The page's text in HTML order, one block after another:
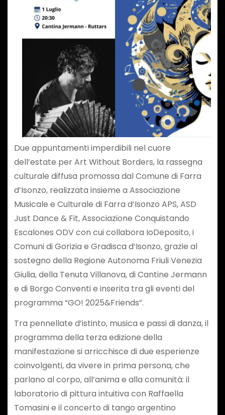
Due appuntamenti imperdibili nel cuore
dell’estate per Art Without Borders, la rassegna
culturale diffusa promossa dal Comune di Farra
d’Isonzo, realizzata insieme a Associazione
Musicale e Culturale di Farra d’Isonzo APS, ASD
Just Dance & Fit, Associazione Conquistando
Escalones ODV con cui collabora IoDeposito, i
Comuni di Gorizia e Gradisca d’Isonzo, grazie al
sostegno della Regione Autonoma Friuli Venezia
Giulia, della Tenuta Villanova, di Cantine Jermann
e di Borgo Conventi e inserita tra gli eventi del
programma “GO! 2025&Friends”.
Tra pennellate d’istinto, musica e passi di danza, il
programma della terza edizione della
manifestazione si arricchisce di due esperienze
coinvolgenti, da vivere in prima persona, che
parlano al corpo, all’anima e alla comunità: il
laboratorio di pittura intuitiva con Raffaella
Tomasini e il concerto di tango argentino